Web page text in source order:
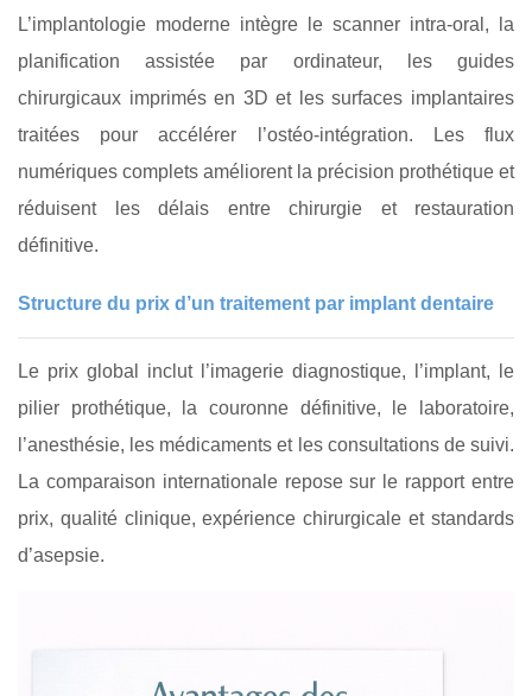
L’implantologie moderne intègre le scanner intra‑oral, la
planification assistée par ordinateur, les guides
chirurgicaux imprimés en 3D et les surfaces implantaires
traitées pour accélérer l’ostéo‑intégration. Les flux
numériques complets améliorent la précision prothétique et
réduisent les délais entre chirurgie et restauration
définitive.
Structure du prix d’un traitement par implant dentaire
Le prix global inclut l’imagerie diagnostique, l’implant, le
pilier prothétique, la couronne définitive, le laboratoire,
l’anesthésie, les médicaments et les consultations de suivi.
La comparaison internationale repose sur le rapport entre
prix, qualité clinique, expérience chirurgicale et standards
d’asepsie.